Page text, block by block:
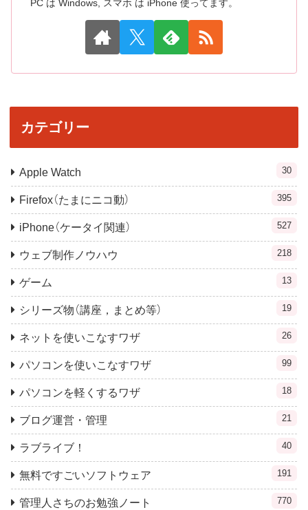
PC は Windows, スマホ は iPhone 使ってます。
カテゴリー
Apple Watch 30
Firefox（たまにニコ動） 395
iPhone（ケータイ関連） 527
ウェブ制作ノウハウ 218
ゲーム 13
シリーズ物（講座，まとめ等） 19
ネットを使いこなすワザ 26
パソコンを使いこなすワザ 99
パソコンを軽くするワザ 18
ブログ運営・管理 21
ラブライブ！ 40
無料ですごいソフトウェア 191
管理人さちのお勉強ノート 770